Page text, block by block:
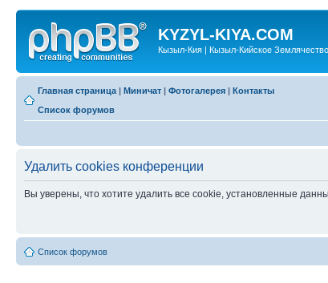
KYZYL-KIYA.COM
Кызыл-Кия | Кызыл-Кийское Землячество
Главная страница | Миничат | Фотогалерея | Контакты
Список форумов
Удалить cookies конференции
Вы уверены, что хотите удалить все cookie, установленные
Список форумов